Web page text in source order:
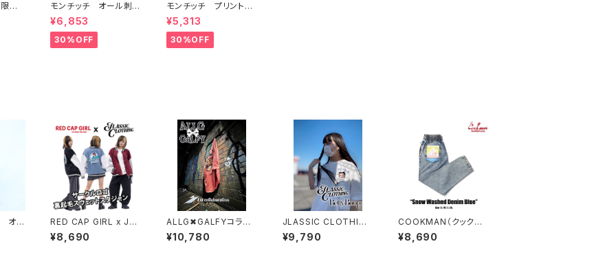
定
モンチッチ オール刺繍
ペアー柄Tシャツ 622
891
¥6,853
30%OFF
モンチッチ プリント柄
Tシャツ 622892
¥5,313
30%OFF
オリ
RED CAP GIRL x JLA
SSIC CLOTHING コ
ラボ サークルロゴ裏
¥8,690
ALLG✖︎GALFYコラ
ボ アップリケTEEvo2
162363
¥10,780
JLASSIC CLOTHING
✖︎BETTY BOOP S/S
ANGEL&DEVIL TEE
¥9,790
COOKMAN（クックマ
ン）ケミカルウォッシュ
スノーウォッシュデニム
¥8,690